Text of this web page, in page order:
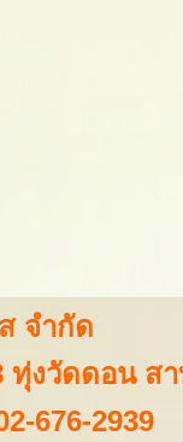
จำกัด
งวัดดอน ส
676-2939